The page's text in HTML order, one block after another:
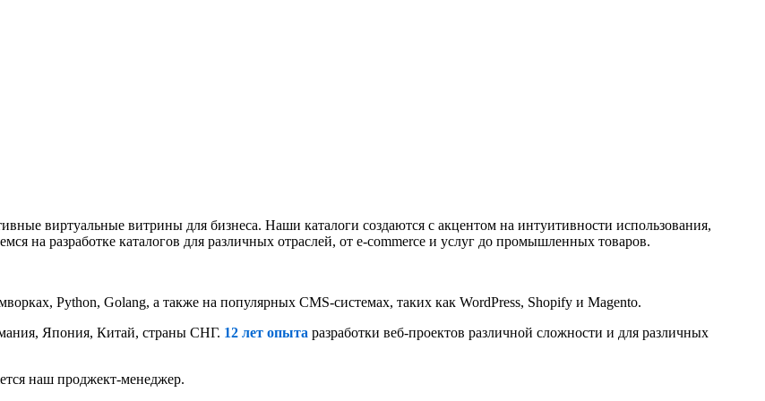
виртуальные витрины для бизнеса. Наши каталоги создаются с акцентом на интуитивности использования,
на разработке каталогов для различных отраслей, от e-commerce и услуг до промышленных товаров.
Python, Golang, а также на популярных CMS-системах, таких как WordPress, Shopify и Magento.
Япония, Китай, страны СНГ. 12 лет опыта разработки веб-проектов различной сложности и для различных
наш проджект-менеджер.